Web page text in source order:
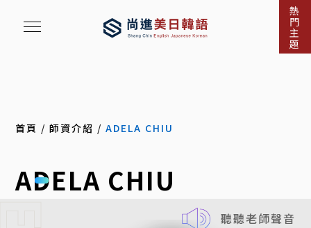
熱
門
主
題
首頁 /師資介紹 /ADELA CHIU
ADELA CHIU
聽聽老師聲音